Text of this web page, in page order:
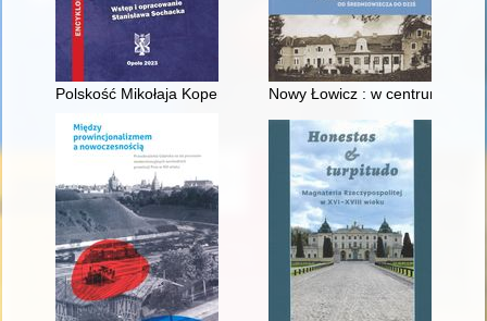
Polskość Mikołaja Kopernika z rodu ŚlązakaNowy Łowicz : w centrum